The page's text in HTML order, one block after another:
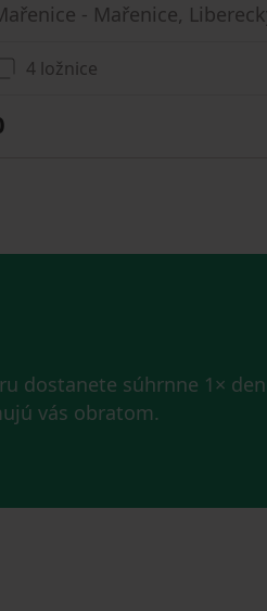
- Mařenice,
4 ložnice
dostanete súhrnne 1×
vás obratom.